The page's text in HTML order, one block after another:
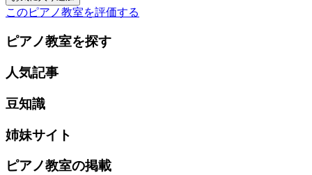
このピアノ教室を評価する
ピアノ教室を探す
人気記事
豆知識
姉妹サイト
ピアノ教室の掲載